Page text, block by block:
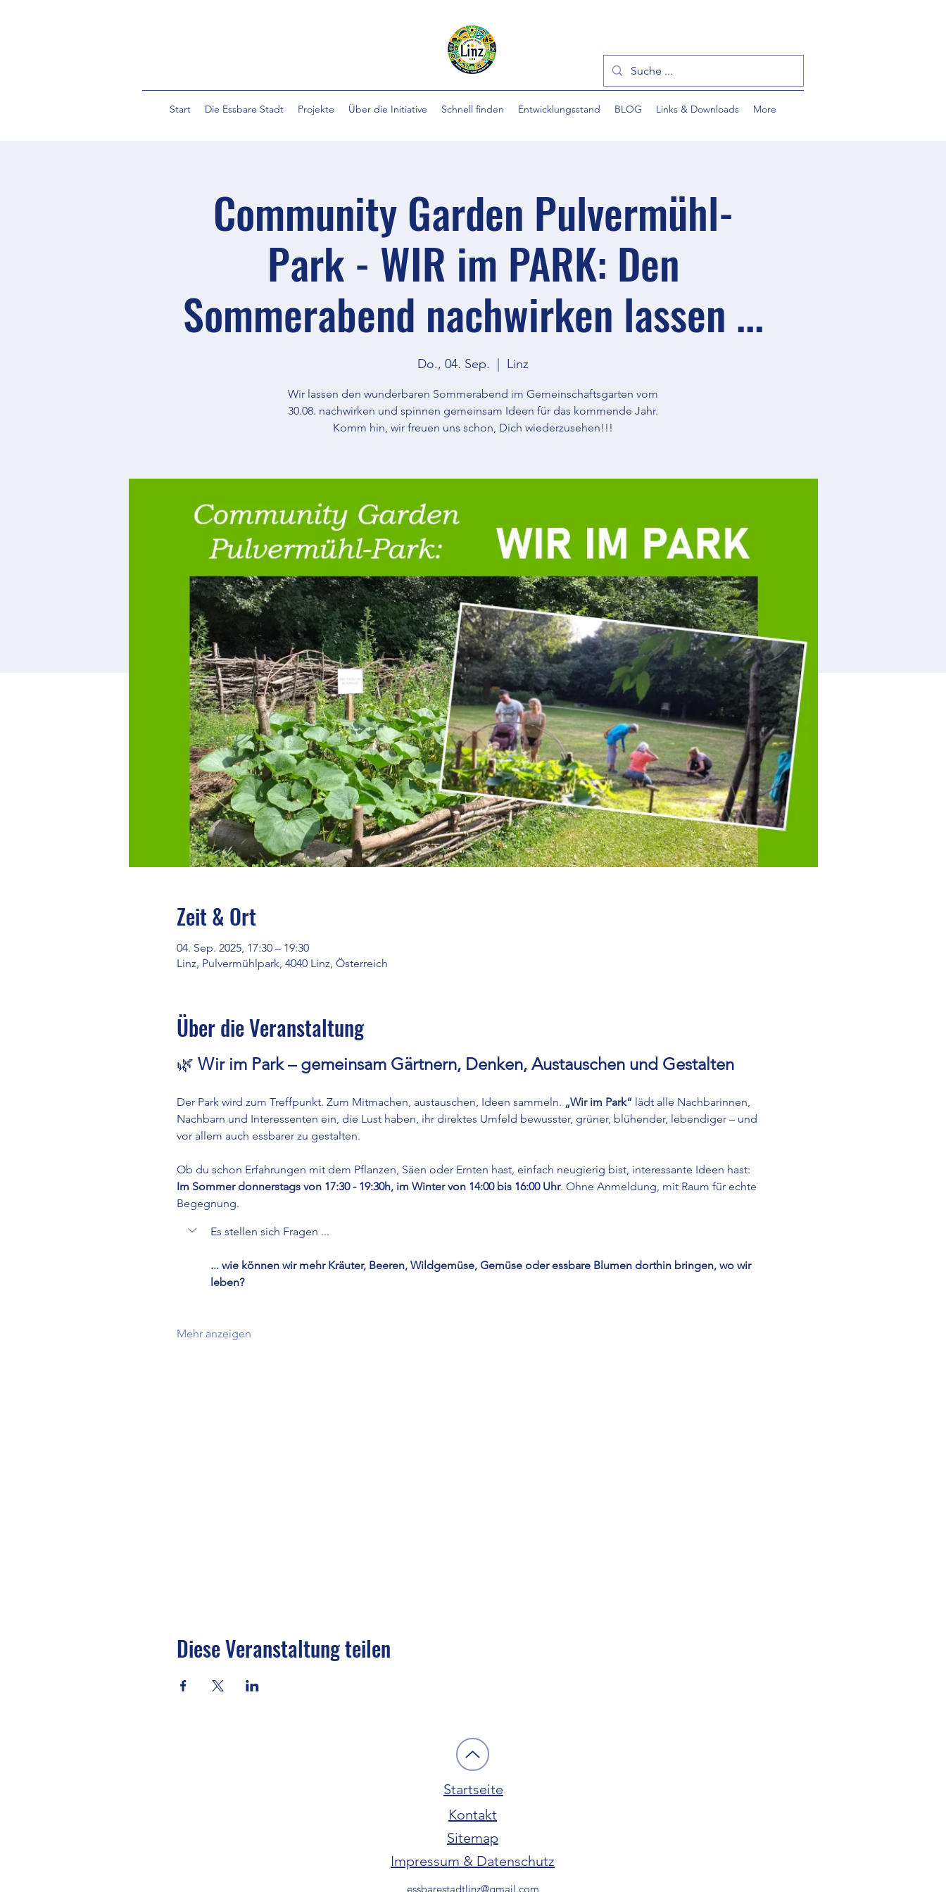
Start Die Essbare Stadt Projekte Über die Initiative Schnell finden Entwicklungsstand BLOG Links & Downloads More
Community Garden Pulvermühl-
Park - WIR im PARK: Den
Sommerabend nachwirken lassen ...
Do., 04. Sep. Linz
Wir lassen den wunderbaren Sommerabend im Gemeinschaftsgarten vom
30.08. nachwirken und spinnen gemeinsam Ideen für das kommende Jahr.
Komm hin, wir freuen uns schon, Dich wiederzusehen!!!
Zeit & Ort
04. Sep. 2025, 17:30 – 19:30
Linz, Pulvermühlpark, 4040 Linz, Österreich
Über die Veranstaltung
🌿 Wir im Park – gemeinsam Gärtnern, Denken, Austauschen und Gestalten
Der Park wird zum Treffpunkt. Zum Mitmachen, austauschen, Ideen sammeln. „Wir im Park“ lädt alle Nachbarinnen,
Nachbarn und Interessenten ein, die Lust haben, ihr direktes Umfeld bewusster, grüner, blühender, lebendiger – und
vor allem auch essbarer zu gestalten.
Ob du schon Erfahrungen mit dem Pflanzen, Säen oder Ernten hast, einfach neugierig bist, interessante Ideen hast:
Im Sommer donnerstags von 17:30 - 19:30h, im Winter von 14:00 bis 16:00 Uhr. Ohne Anmeldung, mit Raum für echte
Begegnung.
Es stellen sich Fragen ...
... wie können wir mehr Kräuter, Beeren, Wildgemüse, Gemüse oder essbare Blumen dorthin bringen, wo wir
leben?
Mehr anzeigen
Diese Veranstaltung teilen
Startseite
Kontakt
Sitemap
Impressum & Datenschutz
essbarestadtlinz@gmail.com